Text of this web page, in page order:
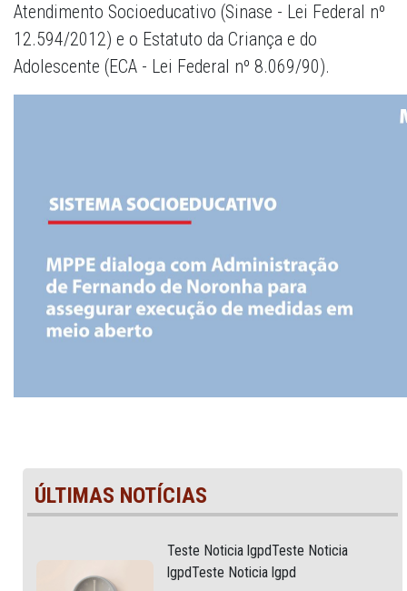
Atendimento Socioeducativo (Sinase - Lei Federal nº
12.594/2012) e o Estatuto da Criança e do
Adolescente (ECA - Lei Federal nº 8.069/90).
ÚLTIMAS NOTÍCIAS
Teste Noticia lgpdTeste Noticia
lgpdTeste Noticia lgpd